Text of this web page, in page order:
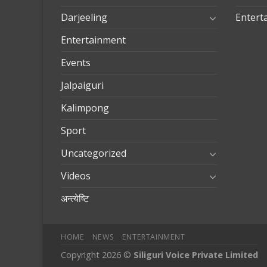
Darjeeling
Entertainment
Events
Jalpaiguri
Kalimpong
Sport
Uncategorized
Videos
अन्त्येष्टि
HOME NEWS ENTERTAINMENT
Copyright 2026 © Siliguri Voice Private Limited